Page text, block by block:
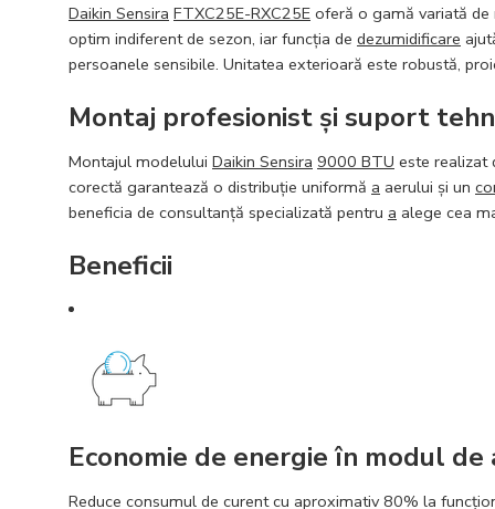
Daikin Sensira FTXC25E-RXC25E oferă o gamă variată
optim indiferent de sezon, iar funcția de dezumidificare
persoanele sensibile. Unitatea exterioară este robustă,
Montaj profesionist și suport
Montajul modelului Daikin Sensira 9000 BTU este realizat
corectă garantează o distribuție uniformă a aerului și un
beneficia de consultanță specializată pentru a alege cea
Beneficii
Economie de energie în modul
Reduce consumul de curent cu aproximativ 80% la